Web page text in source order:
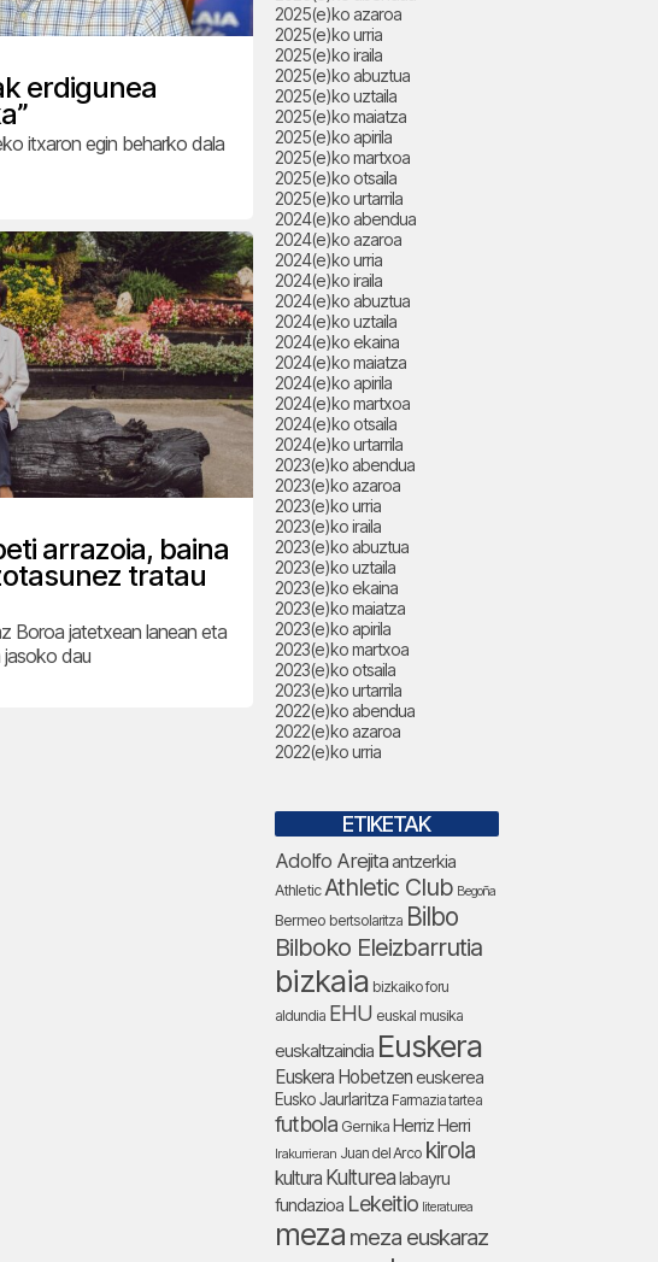
erdigunea
itxaron egin beharko dala
arrazoia, baina
tratau
Boroa jatetxean lanean eta
jasoko dau
2025(e)ko azaroa
2025(e)ko urria
2025(e)ko iraila
2025(e)ko abuztua
2025(e)ko uztaila
2025(e)ko maiatza
2025(e)ko apirila
2025(e)ko martxoa
2025(e)ko otsaila
2025(e)ko urtarrila
2024(e)ko abendua
2024(e)ko azaroa
2024(e)ko urria
2024(e)ko iraila
2024(e)ko abuztua
2024(e)ko uztaila
2024(e)ko ekaina
2024(e)ko maiatza
2024(e)ko apirila
2024(e)ko martxoa
2024(e)ko otsaila
2024(e)ko urtarrila
2023(e)ko abendua
2023(e)ko azaroa
2023(e)ko urria
2023(e)ko iraila
2023(e)ko abuztua
2023(e)ko uztaila
2023(e)ko ekaina
2023(e)ko maiatza
2023(e)ko apirila
2023(e)ko martxoa
2023(e)ko otsaila
2023(e)ko urtarrila
2022(e)ko abendua
2022(e)ko azaroa
2022(e)ko urria
ETIKETAK
Adolfo Arejitaantzerkia
Athletic Athletic Club Begoña
Bermeo bertsolaritza Bilbo
Bilboko Eleizbarrutia
bizkaia bizkaiko foru
aldundia EHU euskal musika
euskaltzaindia Euskera
Euskera Hobetzeneuskerea
Eusko Jaurlaritza Farmazia tartea
futbola Gernika Herriz Herri
Irakurrieran Juan del Arco kirola
kultura Kulturealabayru
fundazioa Lekeitio literaturea
meza meza euskaraz